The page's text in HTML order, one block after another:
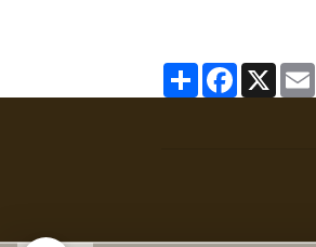
PartagerFacebook
X